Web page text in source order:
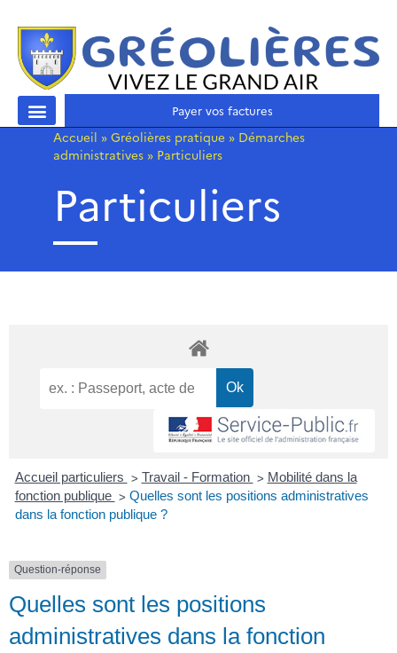
Payer vos factures
Accueil » Gréolières pratique » Démarches
administratives » Particuliers
Particuliers
Accueil particuliers > Travail - Formation > Mobilité dans la
fonction publique > Quelles sont les positions administratives
dans la fonction publique ?
Question-réponse
Quelles sont les positions
administratives dans la fonction